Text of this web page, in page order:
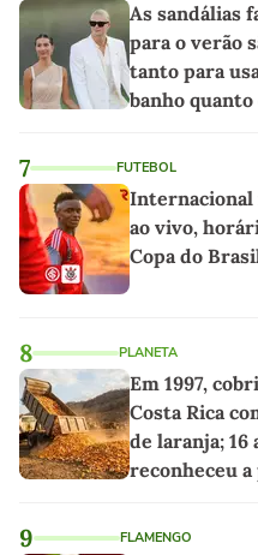
As sandálias
para o verão
tanto para
banho
7 FUTEBOL
Internacional
ao vivo,
Copa do
8 PLANETA
Em 1997,
Costa Rica
de laranja; 16
reconheceu a
9 FLAMENGO